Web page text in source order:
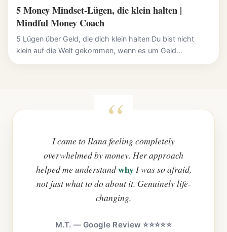
5 Money Mindset-Lügen, die klein halten |
Mindful Money Coach
5 Lügen über Geld, die dich klein halten Du bist nicht
klein auf die Welt gekommen, wenn es um Geld...
I came to Ilana feeling completely
overwhelmed by money. Her approach
helped me understandwhyI was so afraid,
not just what to do about it. Genuinely life-
changing.
M.T. — Google Review ⭐⭐⭐⭐⭐